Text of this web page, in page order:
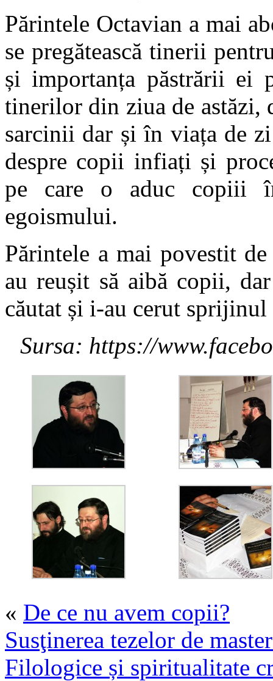
Părintele Octavian a mai
se pregătească tinerii
și importanța păstrării ei
tinerilor din ziua de astăzi,
sarcinii dar și în viața de
despre copii infiați și
pe care o aduc copiii
egoismului.
Părintele a mai povestit
au reușit să aibă copii,
căutat și i-au cerut
Sursa: https://
« De ce nu avem copii?
Susţinerea tezelor de
Filologice și spiritualitate